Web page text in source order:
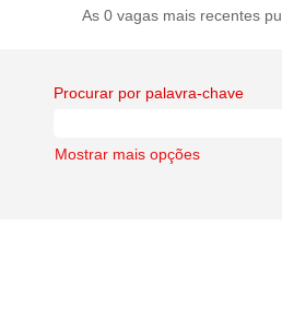
As 0 vagas mais recentes
Procurar por palavra-chave
Mostrar mais opções